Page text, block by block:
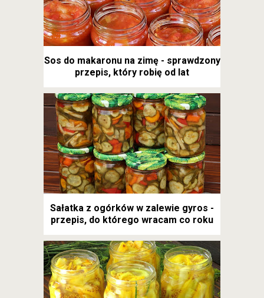
Sos do makaronu na zimę - sprawdzony
przepis, który robię od lat
Sałatka z ogórków w zalewie gyros -
przepis, do którego wracam co roku